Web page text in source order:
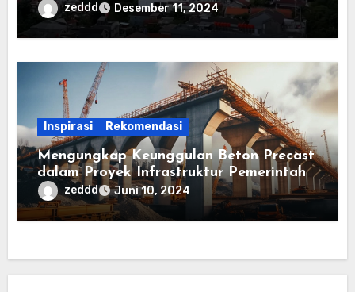
zeddd Desember 11, 2024
Inspirasi Rekomendasi
Mengungkap Keunggulan Beton Precast
dalam Proyek Infrastruktur Pemerintah
zeddd Juni 10, 2024